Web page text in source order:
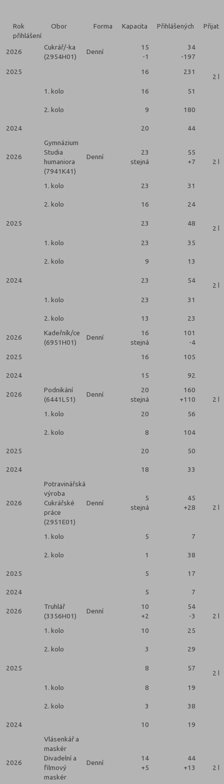
Rok
přihlášení
Obor Forma Kapacita Přihlášených
2026
Cukrář/-ka
(2954H01)
Denní
15
-1
34
-197
2025 16 231
2
1. kolo
16 51
2. kolo 9 180
2024 20 44
2026
Gymnázium
Studia
humaniora
(7941K41)
Denní
23
stejná
55
+7
2
1. kolo 23 31
2. kolo 16 24
2025 23 48
2
1. kolo
23 35
2. kolo 9 13
2024 23 54
2
1. kolo
23 31
2. kolo 13 23
2026
Kadeřník/ce
(6951H01)
Denní
16
stejná
101
-4
2025 16 105
2024 15 92
2026
Podnikání
(6441L51)
Denní
20
stejná
160
+110
2
1. kolo
20 56
2. kolo 8 104
2025 20 50
2024 18 33
2026
Potravinářská
výroba
Cukrářské
práce
(2951E01)
Denní
5
stejná
45
+28
2
1. kolo 5 7
2. kolo 1 38
2025 5 17
2024 5 7
2026
Truhlář
(3356H01)
Denní
10
+2
54
-3
2
1. kolo
10 25
2. kolo 3 29
2025 8 57
2
1. kolo
8 19
2. kolo 3 38
2024 10 19
2026
Vlásenkář a
maskér
Divadelní a
filmový
maskér
Denní
14
+5
44
+13
2